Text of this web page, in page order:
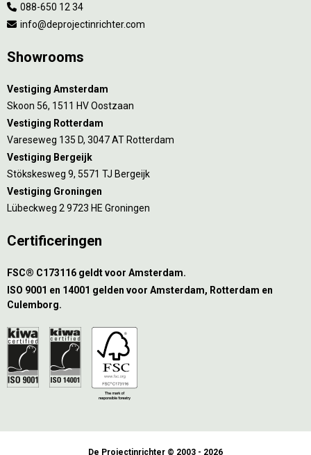
088-650 12 34
info@deprojectinrichter.com
Showrooms
Vestiging Amsterdam
Skoon 56, 1511 HV Oostzaan
Vestiging Rotterdam
Vareseweg 135 D, 3047 AT Rotterdam
Vestiging Bergeijk
Stökskesweg 9, 5571 TJ Bergeijk
Vestiging Groningen
Lübeckweg 2 9723 HE Groningen
Certificeringen
FSC® C173116 geldt voor Amsterdam.
ISO 9001 en 14001 gelden voor Amsterdam, Rotterdam en
Culemborg.
De Projectinrichter © 2003 - 2026